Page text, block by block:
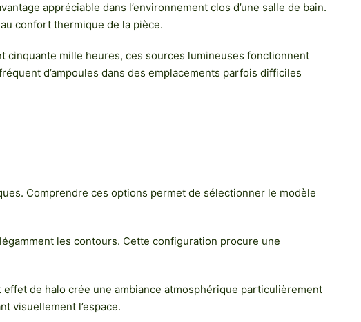
appréciable dans l’environnement clos d’une salle de bain.
confort thermique de la pièce.
cinquante mille heures, ces sources lumineuses fonctionnent
d’ampoules dans des emplacements parfois difficiles
Comprendre ces options permet de sélectionner le modèle
les contours. Cette configuration procure une
de halo crée une ambiance atmosphérique particulièrement
visuellement l’espace.